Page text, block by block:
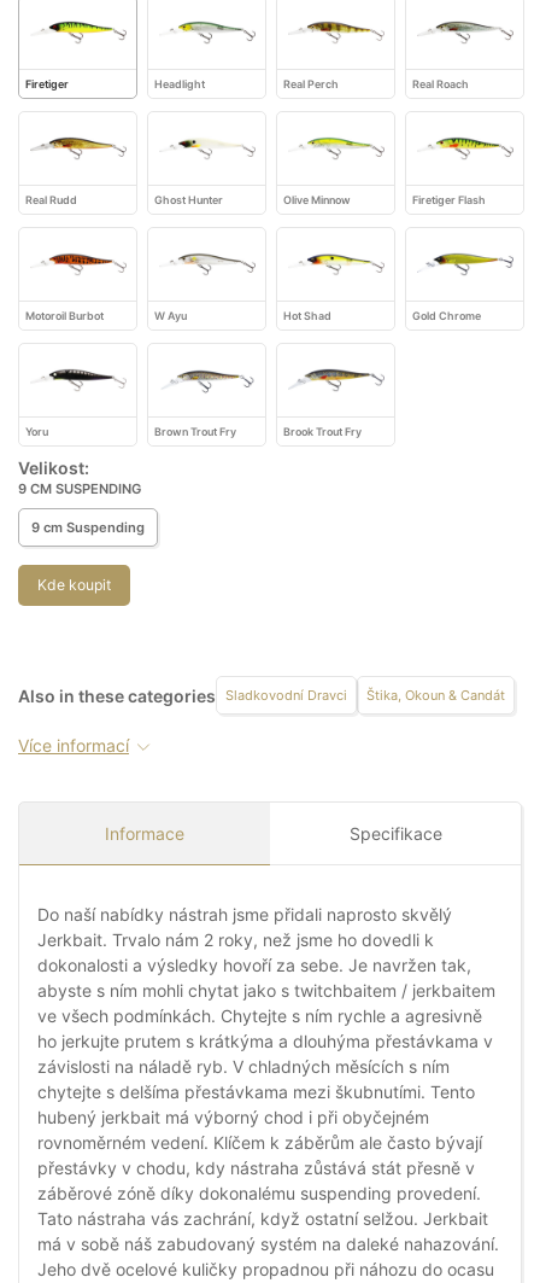
Firetiger Headlight Real Perch Real Roach
Real Rudd Ghost Hunter Olive Minnow Firetiger Flash
Motoroil Burbot W Ayu Hot Shad Gold Chrome
Yoru Brown Trout Fry Brook Trout Fry
Velikost:
9 CM SUSPENDING
9 cm Suspending
Kde koupit
Also in these categories Sladkovodní Dravci Štika, Okoun & Candát
Více informací
Informace Specifikace
Do naší nabídky nástrah jsme přidali naprosto skvělý
Jerkbait. Trvalo nám 2 roky, než jsme ho dovedli k
dokonalosti a výsledky hovoří za sebe. Je navržen tak,
abyste s ním mohli chytat jako s twitchbaitem / jerkbaitem
ve všech podmínkách. Chytejte s ním rychle a agresivně
ho jerkujte prutem s krátkýma a dlouhýma přestávkama v
závislosti na náladě ryb. V chladných měsících s ním
chytejte s delšíma přestávkama mezi škubnutími. Tento
hubený jerkbait má výborný chod i při obyčejném
rovnoměrném vedení. Klíčem k záběrům ale často bývají
přestávky v chodu, kdy nástraha zůstává stát přesně v
záběrové zóně díky dokonalému suspending provedení.
Tato nástraha vás zachrání, když ostatní selžou. Jerkbait
má v sobě náš zabudovaný systém na daleké nahazování.
Jeho dvě ocelové kuličky propadnou při náhozu do ocasu